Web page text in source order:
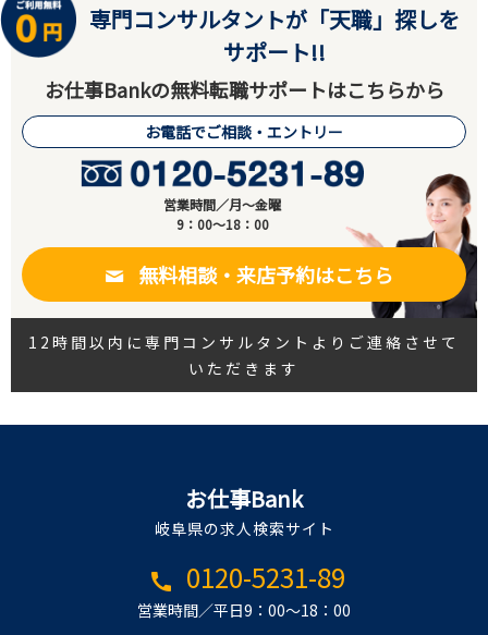
専門コンサルタントが「天職」探しを
サポート!!
お仕事Bankの無料転職サポートはこちらから
お電話でご相談・エントリー
営業時間／月～金曜
9：00～18：00
無料相談・来店予約はこちら
12時間以内に専門コンサルタントよりご連絡させて
いただきます
お仕事Bank
岐阜県の求人検索サイト
call 0120-5231-89
営業時間／平日9：00～18：00